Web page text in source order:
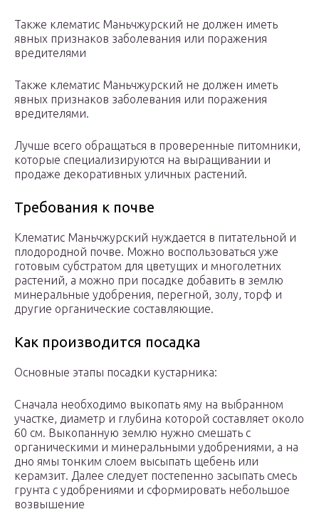
Также клематис Маньчжурский не должен иметь
явных признаков заболевания или поражения
вредителями
Также клематис Маньчжурский не должен иметь
явных признаков заболевания или поражения
вредителями.
Лучше всего обращаться в проверенные питомники,
которые специализируются на выращивании и
продаже декоративных уличных растений.
Требования к почве
Клематис Маньчжурский нуждается в питательной и
плодородной почве. Можно воспользоваться уже
готовым субстратом для цветущих и многолетних
растений, а можно при посадке добавить в землю
минеральные удобрения, перегной, золу, торф и
другие органические составляющие.
Как производится посадка
Основные этапы посадки кустарника:
Сначала необходимо выкопать яму на выбранном
участке, диаметр и глубина которой составляет около
60 см. Выкопанную землю нужно смешать с
органическими и минеральными удобрениями, а на
дно ямы тонким слоем высыпать щебень или
керамзит. Далее следует постепенно засыпать смесь
грунта с удобрениями и сформировать небольшое
возвышение